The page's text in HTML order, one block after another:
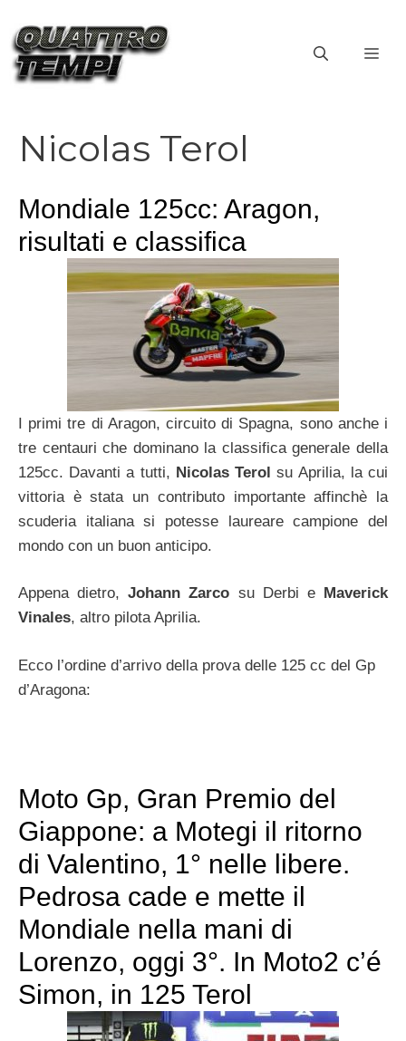
contenuto
Nicolas Terol
Mondiale 125cc: Aragon,
risultati e classifica
I primi tre di Aragon, circuito di Spagna, sono anche i
tre centauri che dominano la classifica generale della
125cc. Davanti a tutti, Nicolas Terol su Aprilia, la cui
vittoria è stata un contributo importante affinchè la
scuderia italiana si potesse laureare campione del
mondo con un buon anticipo.
Appena dietro,Johann Zarco su Derbi e Maverick
Vinales, altro pilota Aprilia.
Ecco l’ordine d’arrivo della prova delle 125 cc del Gp
d’Aragona:
Moto Gp, Gran Premio del
Giappone: a Motegi il ritorno
di Valentino, 1° nelle libere.
Pedrosa cade e mette il
Mondiale nella mani di
Lorenzo, oggi 3°. In Moto2 c’é
Simon, in 125 Terol